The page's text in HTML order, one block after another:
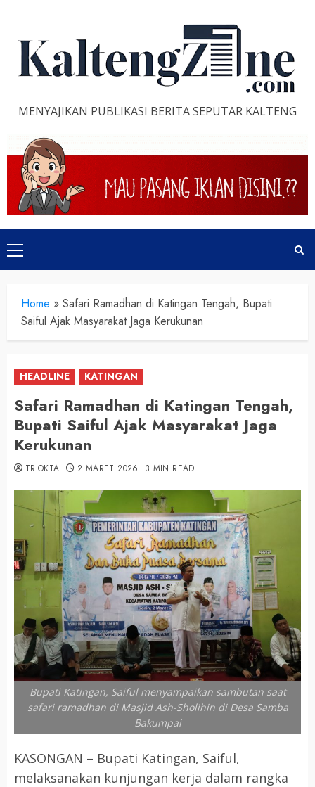
content
MENYAJIKAN PUBLIKASI BERITA SEPUTAR KALTENG
Primary
Menu
Home » Safari Ramadhan di Katingan Tengah, Bupati
Saiful Ajak Masyarakat Jaga Kerukunan
HEADLINE KATINGAN
Safari Ramadhan di Katingan Tengah,
Bupati Saiful Ajak Masyarakat Jaga
Kerukunan
TRIOKTA 2 MARET 2026 3 MIN READ
Bupati Katingan, Saiful menyampaikan sambutan saat
safari ramadhan di Masjid Ash-Sholihin di Desa Samba
Bakumpai
KASONGAN – Bupati Katingan, Saiful,
melaksanakan kunjungan kerja dalam rangka